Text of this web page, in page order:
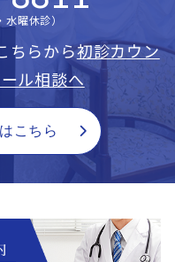
曜休診）
ちらから初診カウン
ル相談へ
こちら